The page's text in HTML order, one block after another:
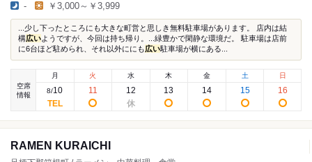
- ￥3,000～￥3,999
...少し下ったところにも大きな町営と思しき無料駐車場があります。 店内は結
構広いようですが、今回は持ち帰り。...緑豊かで閑静な環境だ。 駐車場は店前
に6台ほど駐められ、それ以外ににも広い駐車場が横にある...
空席
情報
月
8/10
火
11
水
12
木
13
金
14
土
15
日
16
RAMEN KURAICHI